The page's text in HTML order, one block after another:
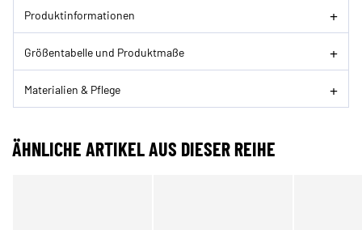
Produktinformationen
Größentabelle und Produktmaße
Materialien & Pflege
ÄHNLICHE ARTIKEL AUS DIESER REIHE